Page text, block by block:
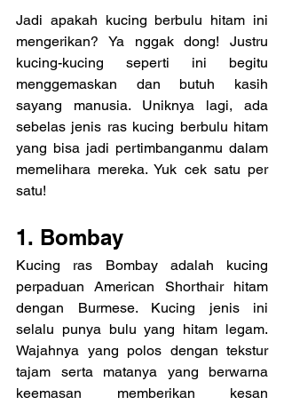
Jadi apakah kucing berbulu hitam ini
mengerikan? Ya nggak dong! Justru
kucing-kucing seperti ini begitu
menggemaskan dan butuh kasih
sayang manusia. Uniknya lagi, ada
sebelas jenis ras kucing berbulu hitam
yang bisa jadi pertimbanganmu dalam
memelihara mereka. Yuk cek satu per
satu!
1. Bombay
Kucing ras Bombay adalah kucing
perpaduan American Shorthair hitam
dengan Burmese. Kucing jenis ini
selalu punya bulu yang hitam legam.
Wajahnya yang polos dengan tekstur
tajam serta matanya yang berwarna
keemasan memberikan kesan